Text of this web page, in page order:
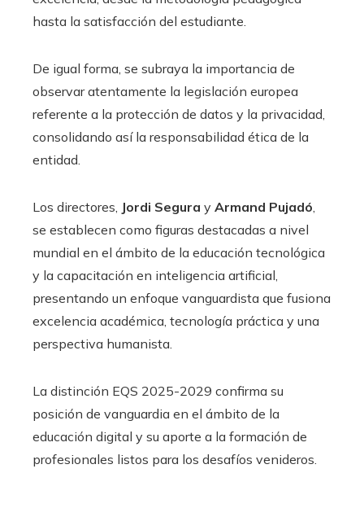
hasta la satisfacción del estudiante.
De igual forma, se subraya la importancia de
observar atentamente la legislación europea
referente a la protección de datos y la privacidad,
consolidando así la responsabilidad ética de la
entidad.
Los directores, Jordi Segura y Armand Pujadó,
se establecen como figuras destacadas a nivel
mundial en el ámbito de la educación tecnológica
y la capacitación en inteligencia artificial,
presentando un enfoque vanguardista que fusiona
excelencia académica, tecnología práctica y una
perspectiva humanista.
La distinción EQS 2025-2029 confirma su
posición de vanguardia en el ámbito de la
educación digital y su aporte a la formación de
profesionales listos para los desafíos venideros.